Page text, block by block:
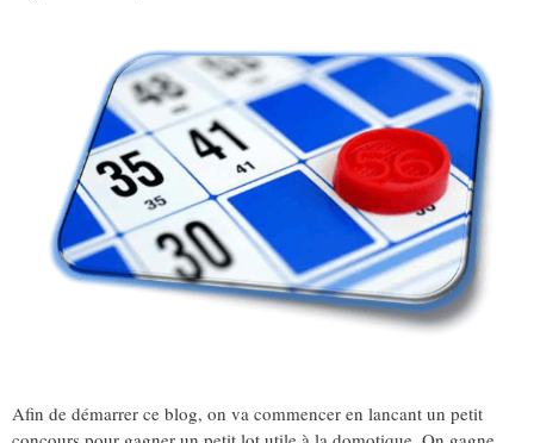
Afin de démarrer ce blog, on va commencer en lancant un petit